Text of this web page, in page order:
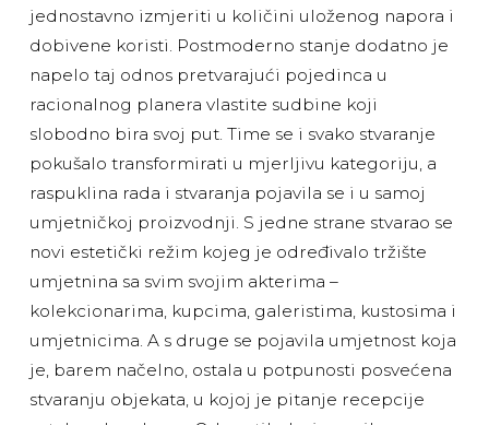
jednostavno izmjeriti u količini uloženog napora i
dobivene koristi. Postmoderno stanje dodatno je
napelo taj odnos pretvarajući pojedinca u
racionalnog planera vlastite sudbine koji
slobodno bira svoj put. Time se i svako stvaranje
pokušalo transformirati u mjerljivu kategoriju, a
raspuklina rada i stvaranja pojavila se i u samoj
umjetničkoj proizvodnji. S jedne strane stvarao se
novi estetički režim kojeg je određivalo tržište
umjetnina sa svim svojim akterima –
kolekcionarima, kupcima, galeristima, kustosima i
umjetnicima. A s druge se pojavila umjetnost koja
je, barem načelno, ostala u potpunosti posvećena
stvaranju objekata, u kojoj je pitanje recepcije